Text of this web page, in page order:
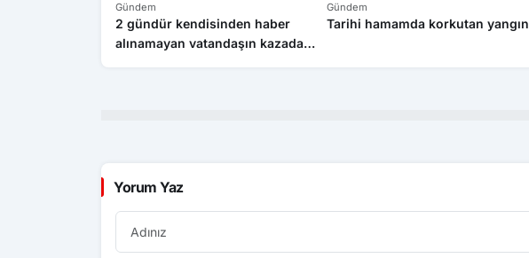
Gündem
2 gündür kendisinden haber
alınamayan vatandaşın kazada
Gündem
Tarihi hamamda korkutan yangın
Yorum Yaz